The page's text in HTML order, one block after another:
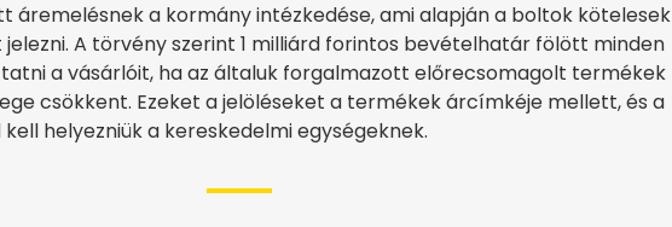
a kormány intézkedése, ami alapján a boltok kötelesek
A törvény szerint 1 milliárd forintos bevételhatár fölött minden
a vásárlóit, ha az általuk forgalmazott előrecsomagolt termékek
csökkent. Ezeket a jelöléseket a termékek árcímkéje mellett, és a
helyezniük a kereskedelmi egységeknek.